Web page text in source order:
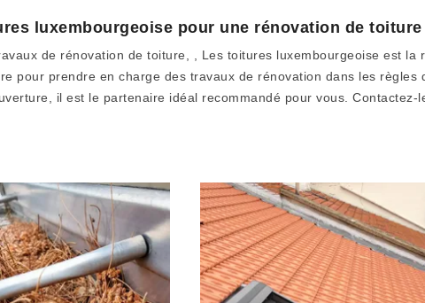
luxembourgeoise pour une rénovation de toiture
de rénovation de toiture, , Les toitures luxembourgeoise est la
pour prendre en charge des travaux de rénovation dans les règles
il est le partenaire idéal recommandé pour vous.